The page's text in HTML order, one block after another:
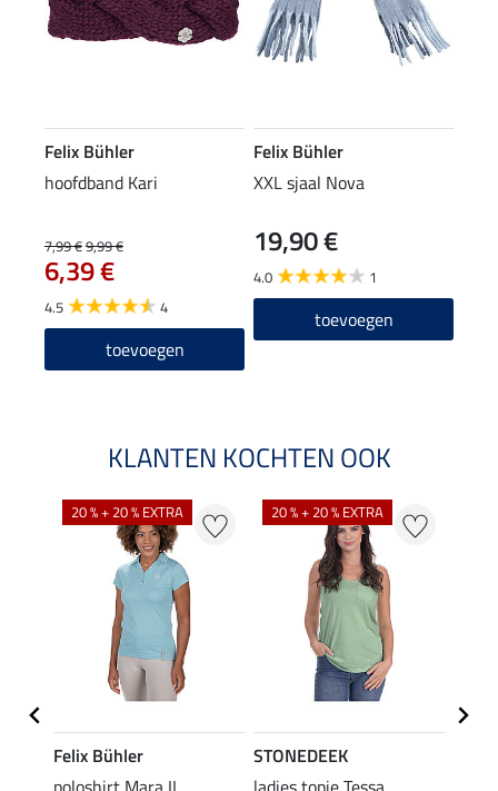
Felix Bühler
hoofdband Kari
7,99 €9,99 €
6,39 €
4.5 4
toevoegen
Felix Bühler
XXL sjaal Nova
19,90 €
4.0 1
toevoegen
KLANTEN KOCHTEN OOK
20 % + 20 % EXTRA
Felix Bühler
20 % + 20 % EXTRA
STONEDEEK